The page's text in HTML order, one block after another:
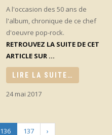
A l'occasion des 50 ans de
l'album, chronique de ce chef
d'oeuvre pop-rock.
RETROUVEZ LA SUITE DE CET
ARTICLE SUR ...
LIRE LA SUITE…
24 mai 2017
136 137 ›